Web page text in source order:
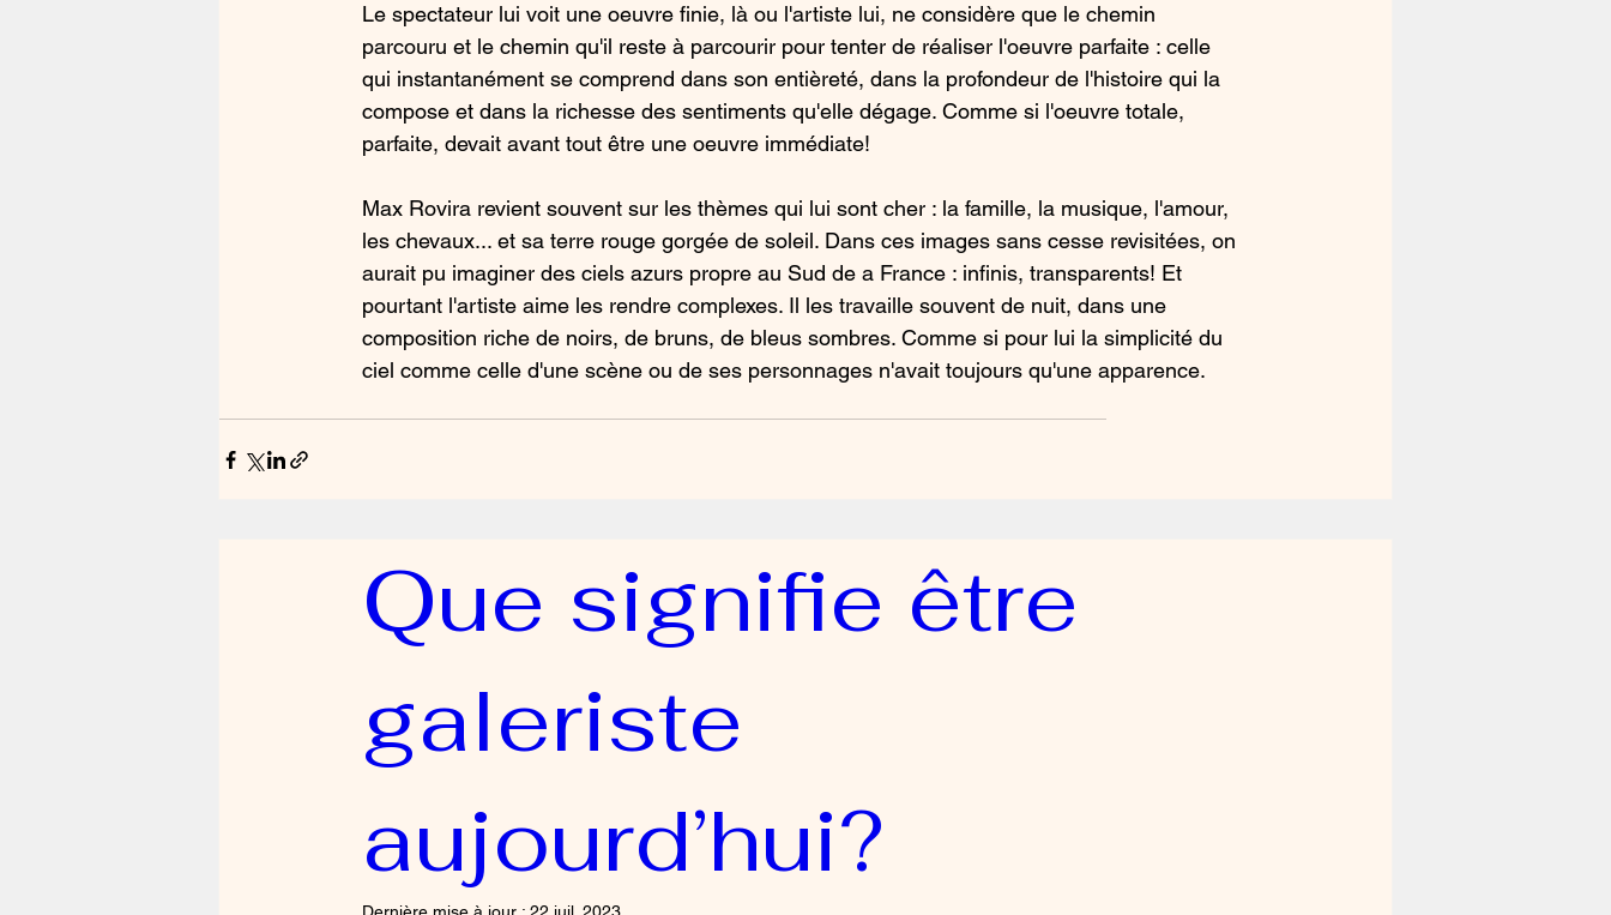
Le spectateur lui voit une oeuvre finie, là ou l'artiste lui, ne considère que le chemin
parcouru et le chemin qu'il reste à parcourir pour tenter de réaliser l'oeuvre parfaite : celle
qui instantanément se comprend dans son entièreté, dans la profondeur de l'histoire qui la
compose et dans la richesse des sentiments qu'elle dégage. Comme si l'oeuvre totale,
parfaite, devait avant tout être une oeuvre immédiate!
Max Rovira revient souvent sur les thèmes qui lui sont cher : la famille, la musique, l'amour,
les chevaux... et sa terre rouge gorgée de soleil. Dans ces images sans cesse revisitées, on
aurait pu imaginer des ciels azurs propre au Sud de a France : infinis, transparents! Et
pourtant l'artiste aime les rendre complexes. Il les travaille souvent de nuit, dans une
composition riche de noirs, de bruns, de bleus sombres. Comme si pour lui la simplicité du
ciel comme celle d'une scène ou de ses personnages n'avait toujours qu'une apparence.
Que signifie être
galeriste
aujourd’hui?